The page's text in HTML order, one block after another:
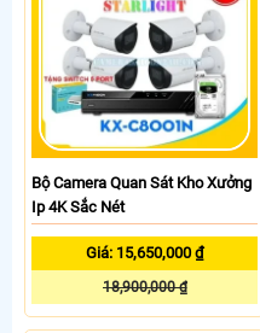
Bộ Camera Quan Sát Kho Xưởng
Ip 4K Sắc Nét
Giá: 15,650,000 ₫
18,900,000 ₫